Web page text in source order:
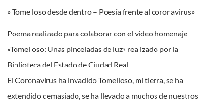
» Tomelloso desde dentro – Poesía frente al coronavirus»
Poema realizado para colaborar con el video homenaje
«Tomelloso: Unas pinceladas de luz» realizado por la
Biblioteca del Estado de Ciudad Real.
El Coronavirus ha invadido Tomelloso, mi tierra, se ha
extendido demasiado, se ha llevado a muchos de nuestros